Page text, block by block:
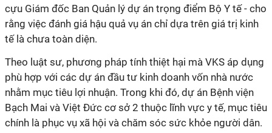
cựu Giám đốc Ban Quản lý dự án trọng điểm Bộ Y tế - cho
rằng việc đánh giá hậu quả vụ án chỉ dựa trên giá trị kinh
tế là chưa toàn diện.
Theo luật sư, phương pháp tính thiệt hại mà VKS áp dụng
phù hợp với các dự án đầu tư kinh doanh vốn nhà nước
nhằm mục tiêu lợi nhuận. Trong khi đó, dự án Bệnh viện
Bạch Mai và Việt Đức cơ sở 2 thuộc lĩnh vực y tế, mục tiêu
chính là phục vụ xã hội và chăm sóc sức khỏe người dân.